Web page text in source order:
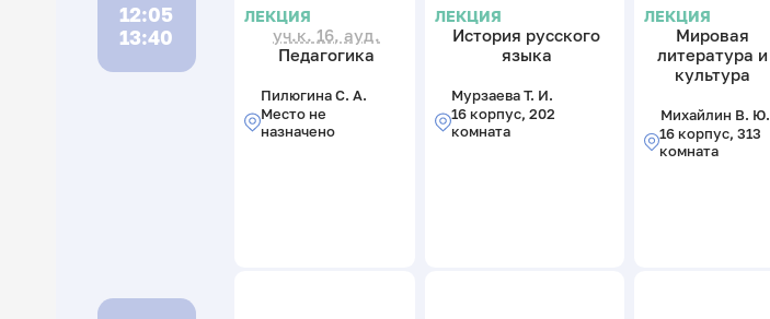
12:05
13:40
ЛЕКЦИЯ
уч.к. 16, ауд.
Педагогика
Пилюгина С. А.
Место не
назначено
ЛЕКЦИЯ
История русского
языка
Мурзаева Т. И.
16 корпус, 202
комната
ЛЕКЦИЯ
Мировая
литература и
культура
Михайлин В. Ю.
16 корпус, 313
комната